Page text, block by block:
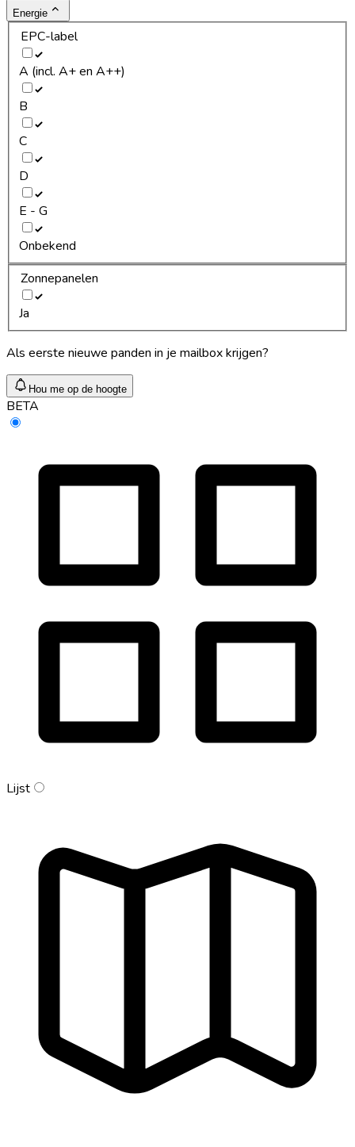
Energie
EPC-label
A (incl. A+ en A++)
B
C
D
E - G
Onbekend
Zonnepanelen
Ja
Als eerste nieuwe panden in je mailbox krijgen?
Hou me op de hoogte
BETA
Lijst